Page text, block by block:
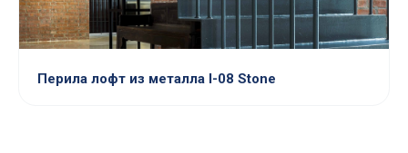
Перила лофт из металла l-08 Stone